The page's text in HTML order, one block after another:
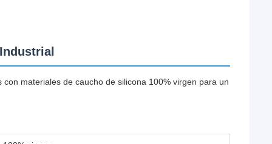
materiales de caucho de silicona 100% virgen para un